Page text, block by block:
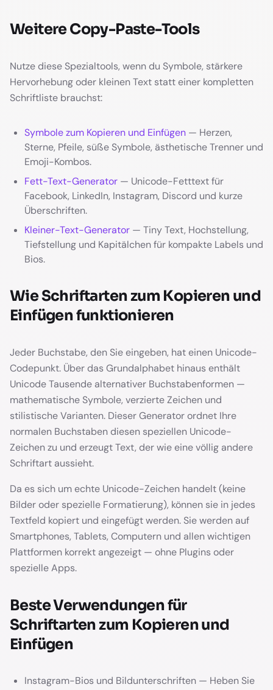
Weitere Copy-Paste-Tools
Nutze diese Spezialtools, wenn du Symbole, stärkere
Hervorhebung oder kleinen Text statt einer kompletten
Schriftliste brauchst:
Symbole zum Kopieren und Einfügen — Herzen,
Sterne, Pfeile, süße Symbole, ästhetische Trenner und
Emoji-Kombos.
Fett-Text-Generator — Unicode-Fetttext für
Facebook, LinkedIn, Instagram, Discord und kurze
Überschriften.
Kleiner-Text-Generator — Tiny Text, Hochstellung,
Tiefstellung und Kapitälchen für kompakte Labels und
Bios.
Wie Schriftarten zum Kopieren und
Einfügen funktionieren
Jeder Buchstabe, den Sie eingeben, hat einen Unicode-
Codepunkt. Über das Grundalphabet hinaus enthält
Unicode Tausende alternativer Buchstabenformen —
mathematische Symbole, verzierte Zeichen und
stilistische Varianten. Dieser Generator ordnet Ihre
normalen Buchstaben diesen speziellen Unicode-
Zeichen zu und erzeugt Text, der wie eine völlig andere
Schriftart aussieht.
Da es sich um echte Unicode-Zeichen handelt (keine
Bilder oder spezielle Formatierung), können sie in jedes
Textfeld kopiert und eingefügt werden. Sie werden auf
Smartphones, Tablets, Computern und allen wichtigen
Plattformen korrekt angezeigt — ohne Plugins oder
spezielle Apps.
Beste Verwendungen für
Schriftarten zum Kopieren und
Einfügen
Instagram-Bios und Bildunterschriften — Heben Sie